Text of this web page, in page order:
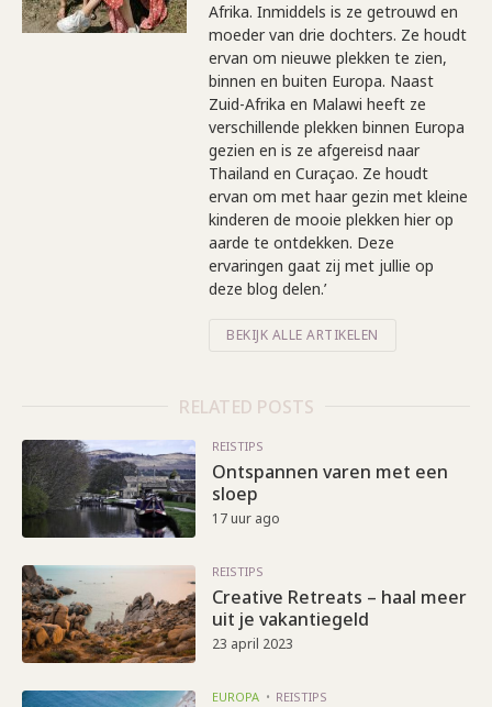
Afrika. Inmiddels is ze getrouwd en
moeder van drie dochters. Ze houdt
ervan om nieuwe plekken te zien,
binnen en buiten Europa. Naast
Zuid-Afrika en Malawi heeft ze
verschillende plekken binnen Europa
gezien en is ze afgereisd naar
Thailand en Curaçao. Ze houdt
ervan om met haar gezin met kleine
kinderen de mooie plekken hier op
aarde te ontdekken. Deze
ervaringen gaat zij met jullie op
deze blog delen.’
BEKIJK ALLE ARTIKELEN
RELATED POSTS
REISTIPS
Ontspannen varen met een
sloep
17 uur ago
REISTIPS
Creative Retreats – haal meer
uit je vakantiegeld
23 april 2023
EUROPA REISTIPS